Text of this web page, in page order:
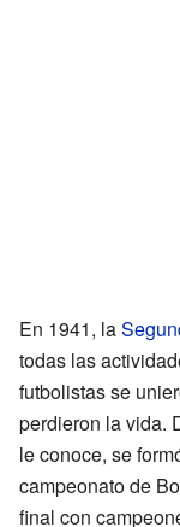
En 1941, la
todas las
futbolistas se
perdieron la vida.
le conoce, se
campeonato de
final con